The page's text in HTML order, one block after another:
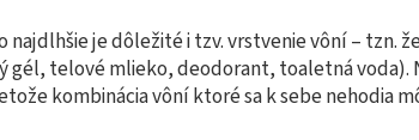
najdlhšie je dôležité i tzv. vrstvenie vôní – tzn.
gél, telové mlieko, deodorant, toaletná voda).
kombinácia vôní ktoré sa k sebe nehodia